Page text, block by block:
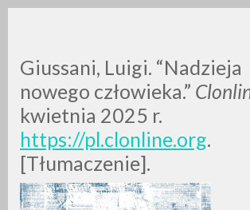
Giussani, Luigi. “Nadzieja
nowego człowieka.”
kwietnia 2025 r.
https://pl.clonline.org.
[Tłumaczenie].